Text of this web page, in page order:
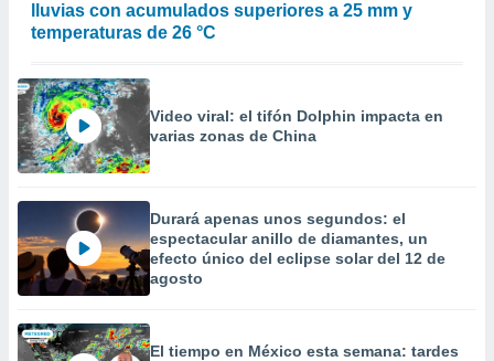
lluvias con acumulados superiores a 25 mm y
temperaturas de 26 °C
Video viral: el tifón Dolphin impacta en
varias zonas de China
Durará apenas unos segundos: el
espectacular anillo de diamantes, un
efecto único del eclipse solar del 12 de
agosto
El tiempo en México esta semana: tardes